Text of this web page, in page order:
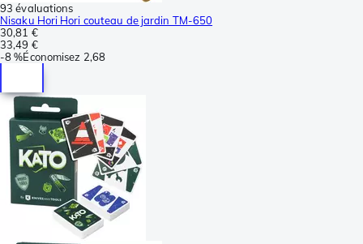
93 évaluations
Nisaku Hori Hori couteau de jardin TM-650
30,81 €
33,49 €
-8 %Économisez 2,68